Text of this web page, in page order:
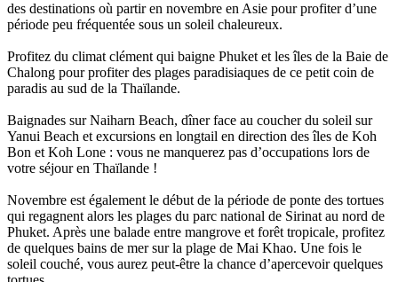
des destinations où partir en novembre en Asie pour profiter d’une
période peu fréquentée sous un soleil chaleureux.
Profitez du climat clément qui baigne Phuket et les îles de la Baie de
Chalong pour profiter des plages paradisiaques de ce petit coin de
paradis au sud de la Thaïlande.
Baignades sur Naiharn Beach, dîner face au coucher du soleil sur
Yanui Beach et excursions en longtail en direction des îles de Koh
Bon et Koh Lone : vous ne manquerez pas d’occupations lors de
votre séjour en Thaïlande !
Novembre est également le début de la période de ponte des tortues
qui regagnent alors les plages du parc national de Sirinat au nord de
Phuket. Après une balade entre mangrove et forêt tropicale, profitez
de quelques bains de mer sur la plage de Mai Khao. Une fois le
soleil couché, vous aurez peut-être la chance d’apercevoir quelques